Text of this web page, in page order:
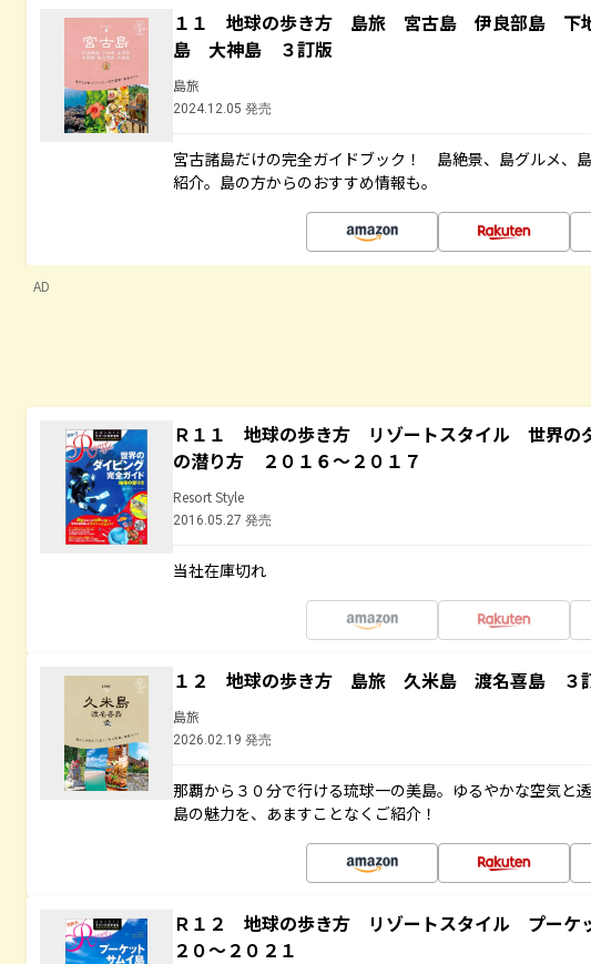
１１ 地球の歩き方 島旅 宮古島 伊良部島
島 大神島 ３訂版
島旅
2024.12.05 発売
宮古諸島だけの完全ガイドブック！ 島絶景、島グルメ、
紹介。島の方からのおすすめ情報も。
AD
Ｒ１１ 地球の歩き方 リゾートスタイル 世界
の潜り方 ２０１６～２０１７
Resort Style
2016.05.27 発売
当社在庫切れ
１２ 地球の歩き方 島旅 久米島 渡名喜島 ３
島旅
2026.02.19 発売
那覇から３０分で行ける琉球一の美島。ゆるやかな空気と
島の魅力を、あますことなくご紹介！
Ｒ１２ 地球の歩き方 リゾートスタイル プー
２０～２０２１